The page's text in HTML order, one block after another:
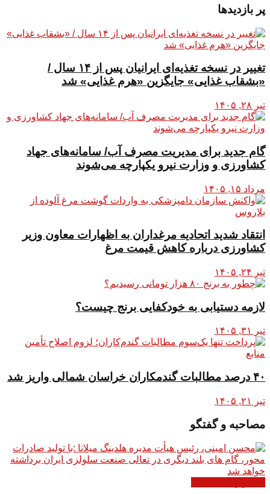
پر بازدیدها
تغییر در نسخه تغذیه‌ای ایرانیان پس از ۱۴ سال /
«بشقاب غذایی» جایگزین «هرم غذایی» شد
تیر ۲۸, ۱۴۰۵
گام جدید برای مدیریت مصرف آب/ سامانه‌های جهاد
کشاورزی و وزارت نیرو یکپارچه می‌شوند
مرداد ۱۵, ۱۴۰۵
انتقاد شدید اتحادیه مرغداران به اظهارات معاون وزیر
کشاورزی درباره کاهش قیمت مرغ
تیر ۲۴, ۱۴۰۵
لازمه دستیابی به خودکفایی برنج چیست؟
تیر ۳۱, ۱۴۰۵
۴۰ درصد مطالبات گندمکاران خراسان شمالی واریز شد
تیر ۲۱, ۱۴۰۵
مصاحبه و گفتگو